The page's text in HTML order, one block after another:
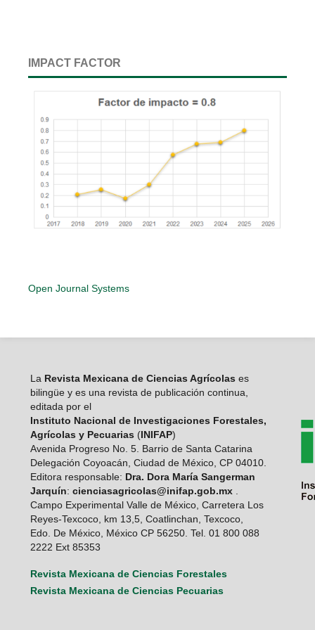
IMPACT FACTOR
Open Journal Systems
La Revista Mexicana de Ciencias Agrícolas es
bilingüe y es una revista de publicación continua,
editada por el
Instituto Nacional de Investigaciones Forestales,
Agrícolas y Pecuarias (INIFAP)
Avenida Progreso No. 5. Barrio de Santa Catarina
Delegación Coyoacán, Ciudad de México, CP 04010.
Editora responsable: Dra. Dora María Sangerman
Jarquín: cienciasagricolas@inifap.gob.mx.
Campo Experimental Valle de México, Carretera Los
Reyes-Texcoco, km 13,5, Coatlinchan, Texcoco,
Edo. De México, México CP 56250. Tel. 01 800 088
2222 Ext 85353
Revista Mexicana de Ciencias Forestales
Revista Mexicana de Ciencias Pecuarias